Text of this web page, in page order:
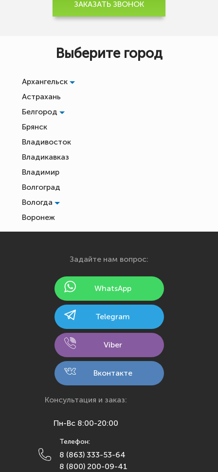
ЗАКАЗАТЬ ЗВОНОК
Выберите город
Архангельск
Астрахань
Белгород
Брянск
Владивосток
Владикавказ
Владимир
Волгоград
Вологда
Воронеж
Екатеринбург
Йошкар-Ола
Калининград
Кемерово
Кострома
Краснодар
Красноярск
Махачкала
Москва
Задайте нам вопрос:
WhatsApp
Telegram
Viber
Вконтакте
Консультация и заказ:
Пн-Вс 8:00-20:00
Телефон:
8 (863) 333-53-64
8 (800) 200-09-41